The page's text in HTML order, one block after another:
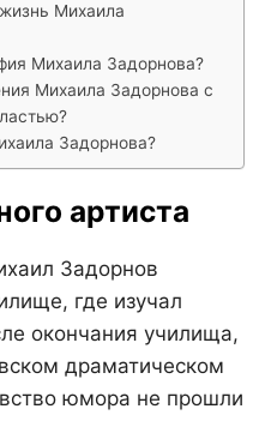
Михаила
Михаила Задорнова?
Михаила Задорнова с
Задорнова?
артиста
Задорнов
где изучал
окончания училища,
драматическом
юмора не прошли